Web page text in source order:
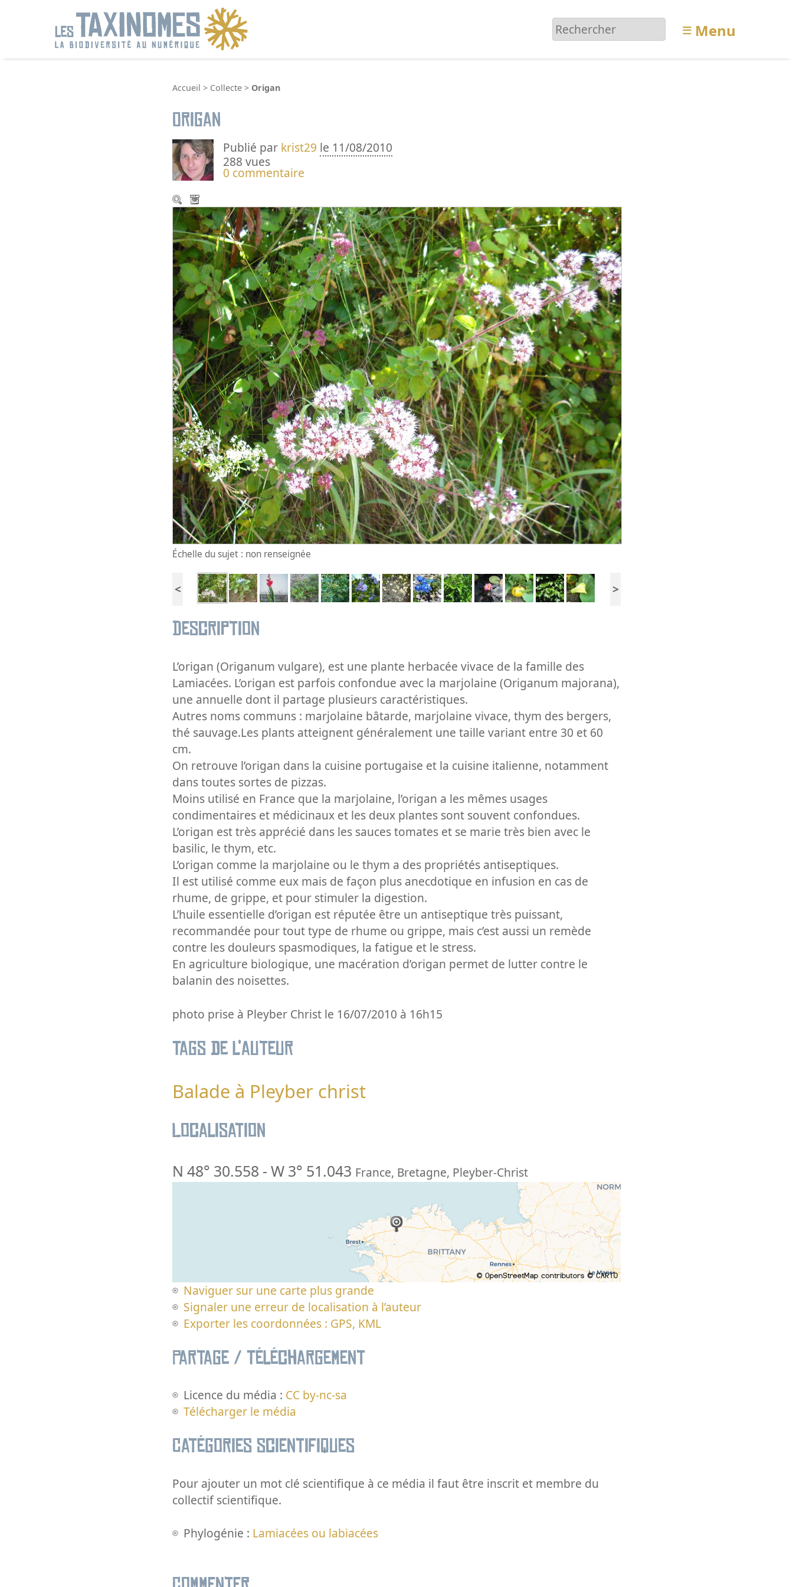
≡ Menu
Accueil > Collecte > Origan
Origan
Publié par krist29 le 11/08/2010
288 vues
0 commentaire
Échelle du sujet : non renseignée
< >
Description
L’origan (Origanum vulgare), est une plante herbacée vivace de la famille des
Lamiacées. L’origan est parfois confondue avec la marjolaine (Origanum majorana),
une annuelle dont il partage plusieurs caractéristiques.
Autres noms communs : marjolaine bâtarde, marjolaine vivace, thym des bergers,
thé sauvage.Les plants atteignent généralement une taille variant entre 30 et 60
cm.
On retrouve l’origan dans la cuisine portugaise et la cuisine italienne, notamment
dans toutes sortes de pizzas.
Moins utilisé en France que la marjolaine, l’origan a les mêmes usages
condimentaires et médicinaux et les deux plantes sont souvent confondues.
L’origan est très apprécié dans les sauces tomates et se marie très bien avec le
basilic, le thym, etc.
L’origan comme la marjolaine ou le thym a des propriétés antiseptiques.
Il est utilisé comme eux mais de façon plus anecdotique en infusion en cas de
rhume, de grippe, et pour stimuler la digestion.
L’huile essentielle d’origan est réputée être un antiseptique très puissant,
recommandée pour tout type de rhume ou grippe, mais c’est aussi un remède
contre les douleurs spasmodiques, la fatigue et le stress.
En agriculture biologique, une macération d’origan permet de lutter contre le
balanin des noisettes.
photo prise à Pleyber Christ le 16/07/2010 à 16h15
Tags de l’auteur
Balade à Pleyber christ
Localisation
N 48° 30.558 - W 3° 51.043 France, Bretagne, Pleyber-Christ
Naviguer sur une carte plus grande
Signaler une erreur de localisation à l’auteur
Exporter les coordonnées : GPS, KML
Partage / Téléchargement
Licence du média : CC by-nc-sa
Télécharger le média
Catégories scientifiques
Pour ajouter un mot clé scientifique à ce média il faut être inscrit et membre du
collectif scientifique.
Phylogénie : Lamiacées ou labiacées